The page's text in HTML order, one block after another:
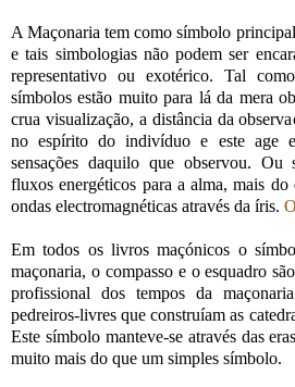
A Maçonaria tem como símbolo
e tais simbologias não podem ser
representativo ou exotérico. Tal
símbolos estão muito para lá da mera
crua visualização, a distância da
no espírito do indivíduo e este age
sensações daquilo que observou. Ou
fluxos energéticos para a alma, mais do
ondas electromagnéticas através da íris.
Em todos os livros maçónicos o
maçonaria, o compasso e o esquadro
profissional dos tempos da
pedreiros-livres que construíam as
Este símbolo manteve-se através das
muito mais do que um simples símbolo.